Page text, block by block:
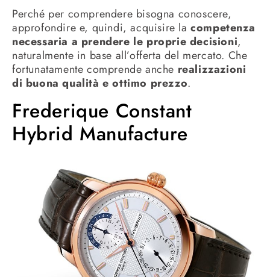
Perché per comprendere bisogna conoscere,
approfondire e, quindi, acquisire la competenza
necessaria a prendere le proprie decisioni,
naturalmente in base all’offerta del mercato. Che
fortunatamente comprende anche realizzazioni
di buona qualità e ottimo prezzo.
Frederique Constant
Hybrid Manufacture